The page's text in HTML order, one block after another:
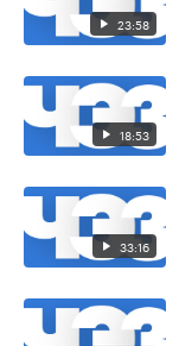
23:58
18:53
33:16